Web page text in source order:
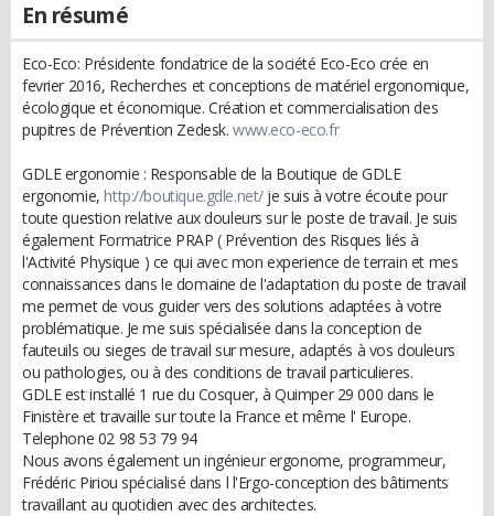
En résumé
Eco-Eco: Présidente fondatrice de la société Eco-Eco crée en
fevrier 2016, Recherches et conceptions de matériel ergonomique,
écologique et économique. Création et commercialisation des
pupitres de Prévention Zedesk. www.eco-eco.fr
GDLE ergonomie : Responsable de la Boutique de GDLE
ergonomie,http://boutique.gdle.net/je suis à votre écoute pour
toute question relative aux douleurs sur le poste de travail. Je suis
également Formatrice PRAP ( Prévention des Risques liés à
l'Activité Physique ) ce qui avec mon experience de terrain et mes
connaissances dans le domaine de l'adaptation du poste de travail
me permet de vous guider vers des solutions adaptées à votre
problématique. Je me suis spécialisée dans la conception de
fauteuils ou sieges de travail sur mesure, adaptés à vos douleurs
ou pathologies, ou à des conditions de travail particulieres.
GDLE est installé 1 rue du Cosquer, à Quimper 29 000 dans le
Finistère et travaille sur toute la France et même l' Europe.
Telephone 02 98 53 79 94
Nous avons également un ingénieur ergonome, programmeur,
Frédéric Piriou spécialisé dans l l'Ergo-conception des bâtiments
travaillant au quotidien avec des architectes.